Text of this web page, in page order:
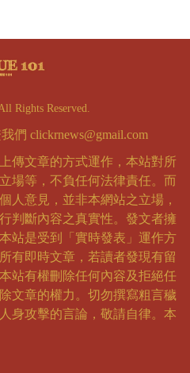
Rights Reserved.
們 clickrnews@gmail.com
傳文章的方式運作，本站對所
場等，不負任何法律責任。而
人意見，並非本網站之立場，
判斷內容之真實性。發文者擁
站是受到「實時發表」運作方
有即時文章，若讀者發現有留
站有權刪除任何內容及拒絕任
文章的權力。切勿撰寫粗言穢
身攻擊的言論，敬請自律。本